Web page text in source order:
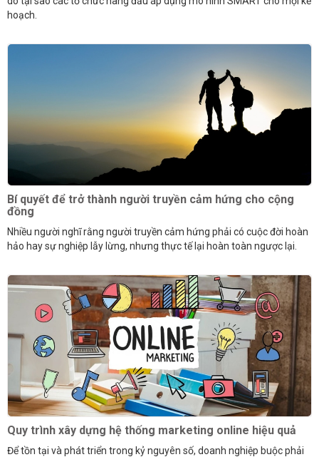
hoạch.
Bí quyết để trở thành người truyền cảm hứng cho cộng
đồng
Nhiều người nghĩ rằng người truyền cảm hứng phải có cuộc đời hoàn
hảo hay sự nghiệp lẫy lừng, nhưng thực tế lại hoàn toàn ngược lại.
Quy trình xây dựng hệ thống marketing online hiệu quả
Để tồn tại và phát triển trong kỷ nguyên số, doanh nghiệp buộc phải